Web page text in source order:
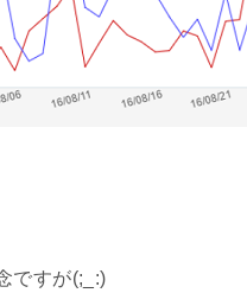
ですが(;_:)